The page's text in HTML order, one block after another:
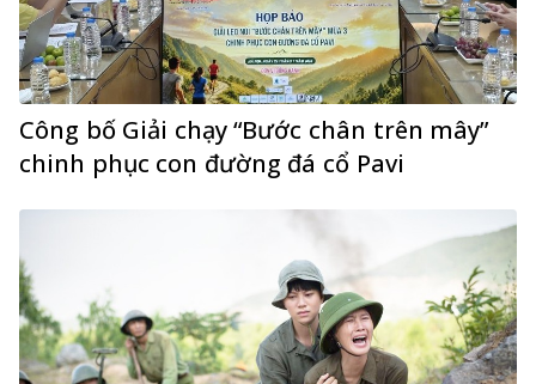
Công bố Giải chạy “Bước chân trên mây”
chinh phục con đường đá cổ Pavi